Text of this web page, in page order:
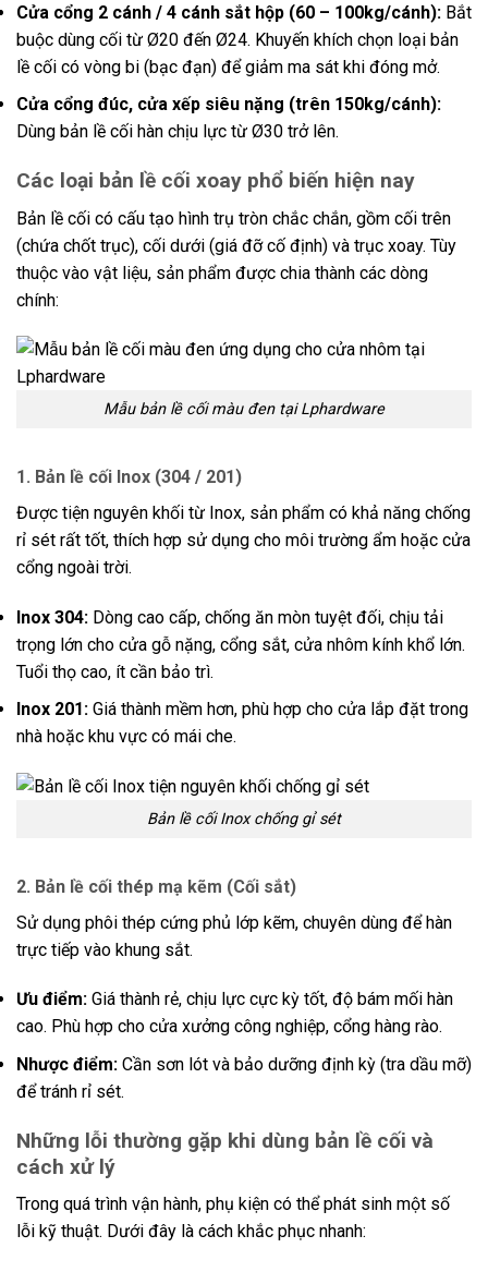
Cửa cổng 2 cánh / 4 cánh sắt hộp (60 – 100kg/cánh): Bắt
buộc dùng cối từ Ø20 đến Ø24. Khuyến khích chọn loại bản
lề cối có vòng bi (bạc đạn) để giảm ma sát khi đóng mở.
Cửa cổng đúc, cửa xếp siêu nặng (trên 150kg/cánh):
Dùng bản lề cối hàn chịu lực từ Ø30 trở lên.
Các loại bản lề cối xoay phổ biến hiện nay
Bản lề cối có cấu tạo hình trụ tròn chắc chắn, gồm cối trên
(chứa chốt trục), cối dưới (giá đỡ cố định) và trục xoay. Tùy
thuộc vào vật liệu, sản phẩm được chia thành các dòng
chính:
Mẫu bản lề cối màu đen tại Lphardware
1. Bản lề cối Inox (304 / 201)
Được tiện nguyên khối từ Inox, sản phẩm có khả năng chống
rỉ sét rất tốt, thích hợp sử dụng cho môi trường ẩm hoặc cửa
cổng ngoài trời.
Inox 304: Dòng cao cấp, chống ăn mòn tuyệt đối, chịu tải
trọng lớn cho cửa gỗ nặng, cổng sắt, cửa nhôm kính khổ lớn.
Tuổi thọ cao, ít cần bảo trì.
Inox 201: Giá thành mềm hơn, phù hợp cho cửa lắp đặt trong
nhà hoặc khu vực có mái che.
Bản lề cối Inox chống gỉ sét
2. Bản lề cối thép mạ kẽm (Cối sắt)
Sử dụng phôi thép cứng phủ lớp kẽm, chuyên dùng để hàn
trực tiếp vào khung sắt.
Ưu điểm: Giá thành rẻ, chịu lực cực kỳ tốt, độ bám mối hàn
cao. Phù hợp cho cửa xưởng công nghiệp, cổng hàng rào.
Nhược điểm: Cần sơn lót và bảo dưỡng định kỳ (tra dầu mỡ)
để tránh rỉ sét.
Những lỗi thường gặp khi dùng bản lề cối và
cách xử lý
Trong quá trình vận hành, phụ kiện có thể phát sinh một số
lỗi kỹ thuật. Dưới đây là cách khắc phục nhanh: